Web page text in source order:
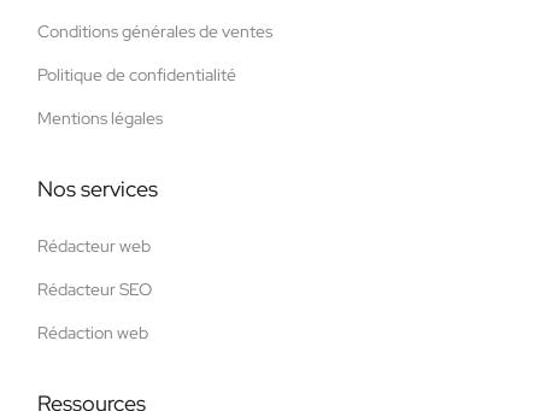
Conditions générales de ventes
Politique de confidentialité
Mentions légales
Nos services
Rédacteur web
Rédacteur SEO
Rédaction web
Ressources